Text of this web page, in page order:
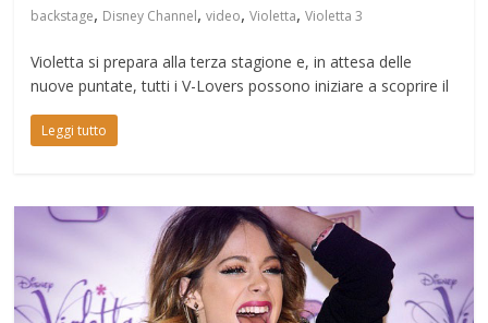
backstage, Disney Channel,video,Violetta,Violetta 3
Violetta si prepara alla terza stagione e, in attesa delle
nuove puntate, tutti i V-Lovers possono iniziare a scoprire il
Leggi tutto